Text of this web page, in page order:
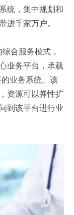
统，集中规划和
进千家万户。
合服务模式，
业务平台，承载
业务系统。该
资源可以弹性扩
到该平台进行业